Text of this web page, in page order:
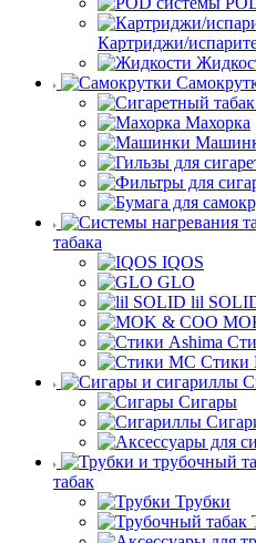
Картриджи/
Махорка
табака
IQOS
GLO
lil
Стики
Сигары
табак
Трубки